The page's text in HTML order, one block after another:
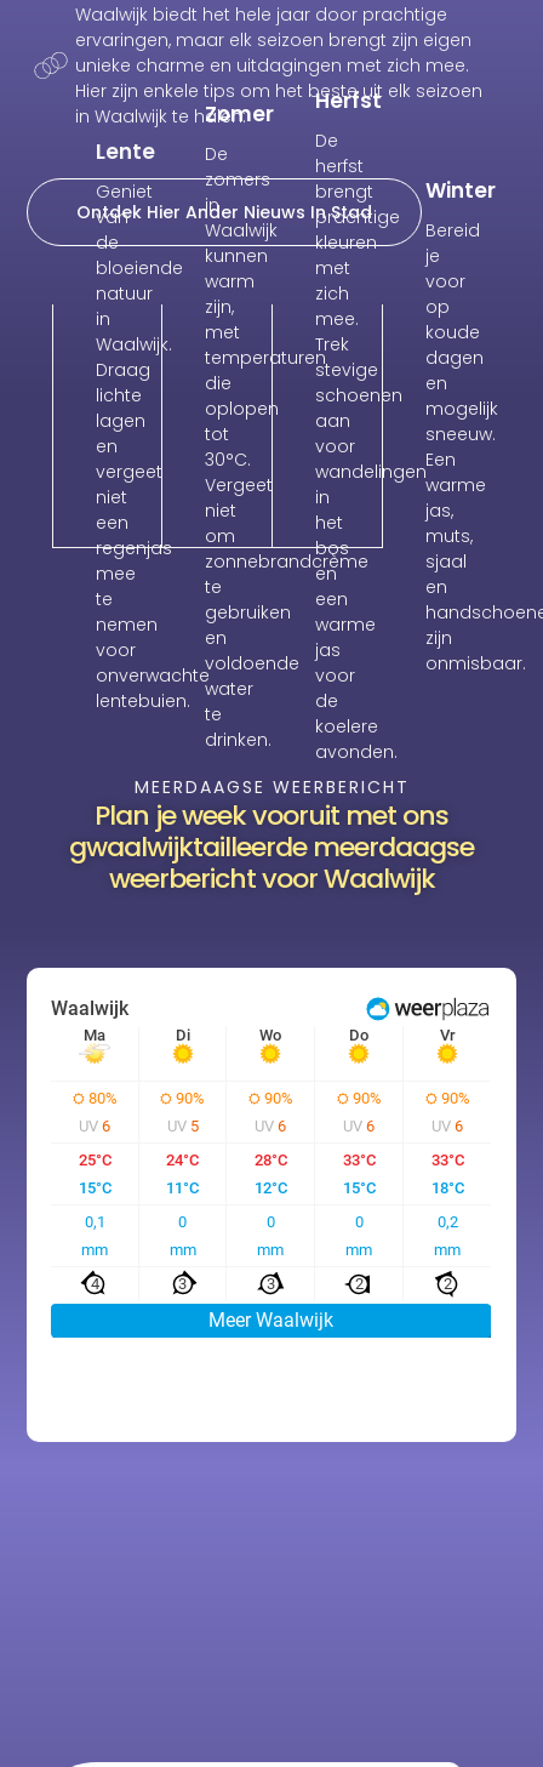
Waalwijk biedt het hele jaar door prachtige
ervaringen, maar elk seizoen brengt zijn eigen
unieke charme en uitdagingen met zich mee.
Hier zijn enkele tips om het beste uit elk seizoen
in Waalwijk te halen:
Ontdek Hier Ander Nieuws In Stad
Lente
Geniet
van
de
bloeiende
natuur
in
Waalwijk.
Draag
lichte
lagen
en
vergeet
niet
een
regenjas
mee
te
nemen
voor
onverwachte
lentebuien.
Zomer
De
zomers
in
Waalwijk
kunnen
warm
zijn,
met
temperaturen
die
oplopen
tot
30°C.
Vergeet
niet
om
zonnebrandcrème
te
gebruiken
en
voldoende
water
te
drinken.
Herfst
De
herfst
brengt
prachtige
kleuren
met
zich
mee.
Trek
stevige
schoenen
aan
voor
wandelingen
in
het
bos
en
een
warme
jas
voor
de
koelere
avonden.
Winter
Bereid
je
voor
op
koude
dagen
en
mogelijk
sneeuw.
Een
warme
jas,
muts,
sjaal
en
zijn
onmisbaar.
MEERDAAGSE WEERBERICHT
Plan je week vooruit met ons
gwaalwijktailleerde meerdaagse
weerbericht voor Waalwijk